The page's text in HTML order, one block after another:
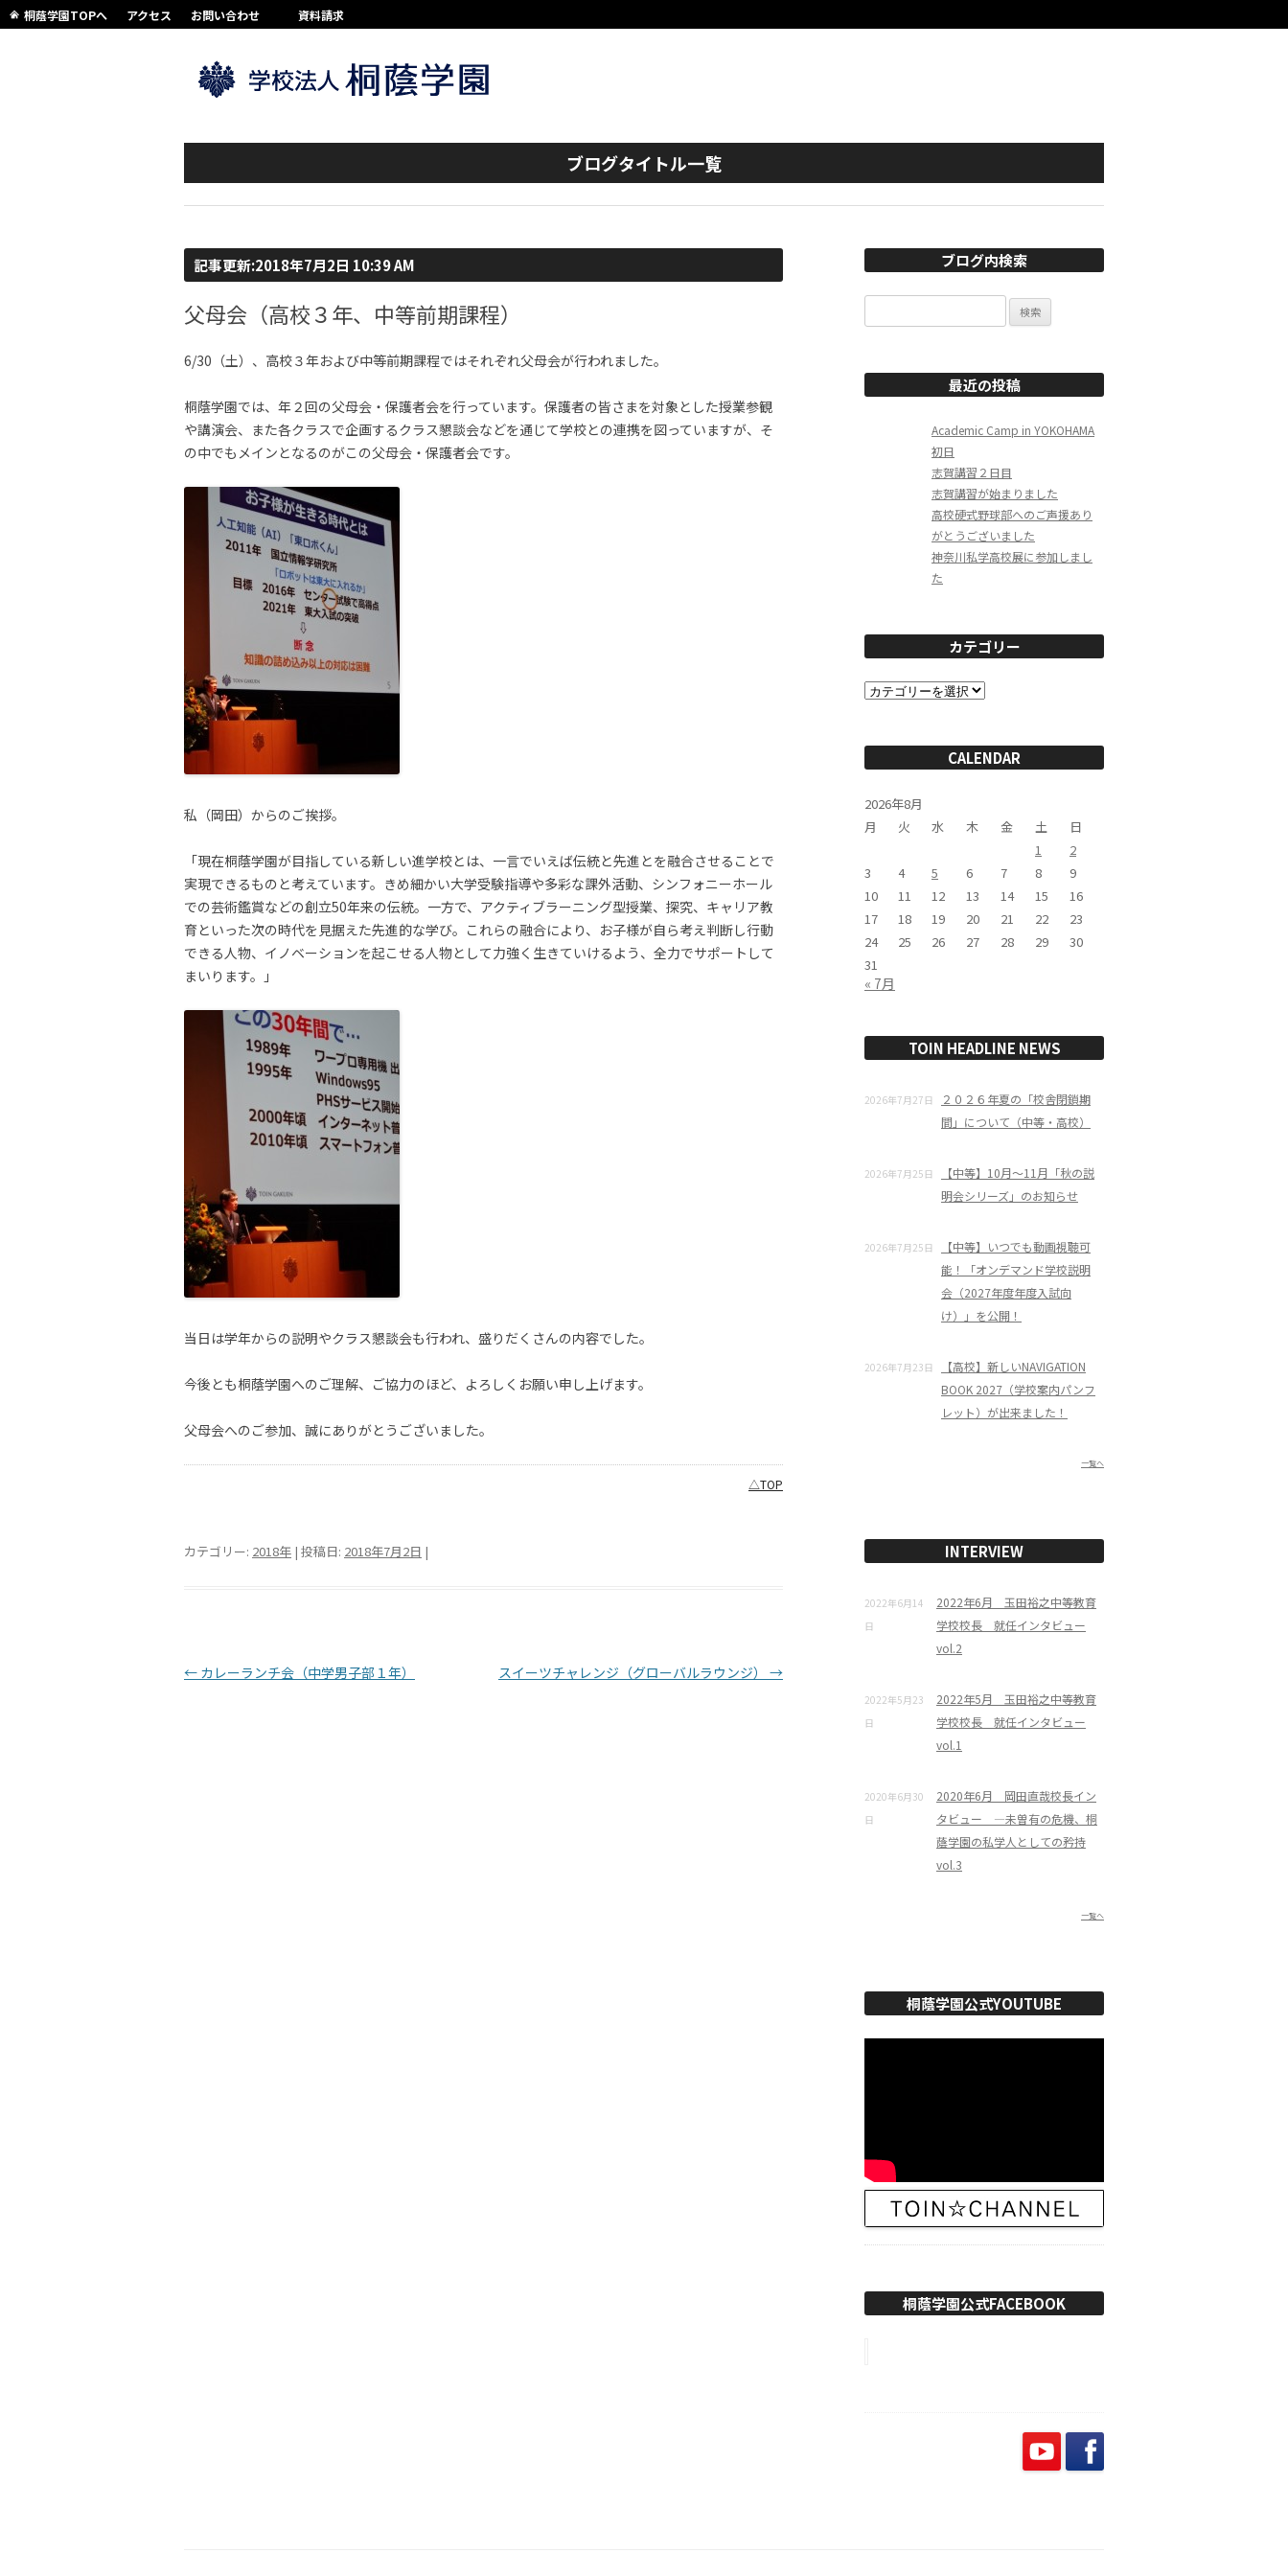
桐蔭学園TOPへ アクセス お問い合わせ 資料請求
ブログタイトル一覧
記事更新:2018年7月2日 10:39 AM
父母会（高校３年、中等前期課程）
6/30（土）、高校３年および中等前期課程ではそれぞれ父母会が行われました。
桐蔭学園では、年２回の父母会・保護者会を行っています。保護者の皆さまを対象とした授業参観
や講演会、また各クラスで企画するクラス懇談会などを通じて学校との連携を図っていますが、そ
の中でもメインとなるのがこの父母会・保護者会です。
私（岡田）からのご挨拶。
「現在桐蔭学園が目指している新しい進学校とは、一言でいえば伝統と先進とを融合させることで
実現できるものと考えています。きめ細かい大学受験指導や多彩な課外活動、シンフォニーホール
での芸術鑑賞などの創立50年来の伝統。一方で、アクティブラーニング型授業、探究、キャリア教
育といった次の時代を見据えた先進的な学び。これらの融合により、お子様が自ら考え判断し行動
できる人物、イノベーションを起こせる人物として力強く生きていけるよう、全力でサポートして
まいります。」
当日は学年からの説明やクラス懇談会も行われ、盛りだくさんの内容でした。
今後とも桐蔭学園へのご理解、ご協力のほど、よろしくお願い申し上げます。
父母会へのご参加、誠にありがとうございました。
△TOP
カテゴリー: 2018年 | 投稿日: 2018年7月2日 |
投稿ナビゲーション
← カレーランチ会（中学男子部１年） スイーツチャレンジ（グローバルラウンジ） →
ブログ内検索
索:
最近の投稿
Academic Camp in YOKOHAMA
初日
志賀講習２日目
志賀講習が始まりました
高校硬式野球部へのご声援あり
がとうございました
神奈川私学高校展に参加しまし
た
カテゴリー
カ
テ
ー
CALENDAR
2026年8月
月
火 水 木 金 土
日
1
2
3
4 5 6 7 8
9
10
11 12 13 14 15
16
17
18 19 20 21 22
23
24
25 26 27 28 29
30
31
« 7月
TOIN HEADLINE NEWS
2026年7月27日
２０２６年夏の「校舎閉鎖期
間」について（中等・高校）
2026年7月25日
【中等】10月～11月「秋の説
明会シリーズ」のお知らせ
2026年7月25日
【中等】いつでも動画視聴可
能！「オンデマンド学校説明
会（2027年度年度入試向
け）」を公開！
2026年7月23日
【高校】新しいNAVIGATION
BOOK 2027（学校案内パンフ
レット）が出来ました！
一覧へ
INTERVIEW
2022年6月14
日
2022年6月 玉田裕之中等教育
学校校長 就任インタビュー
vol.2
2022年5月23
日
2022年5月 玉田裕之中等教育
学校校長 就任インタビュー
vol.1
2020年6月30
日
2020年6月 岡田直哉校長イン
タビュー ―未曽有の危機、桐
蔭学園の私学人としての矜持
vol.3
一覧へ
桐蔭学園公式YOUTUBE
桐蔭学園公式FACEBOOK